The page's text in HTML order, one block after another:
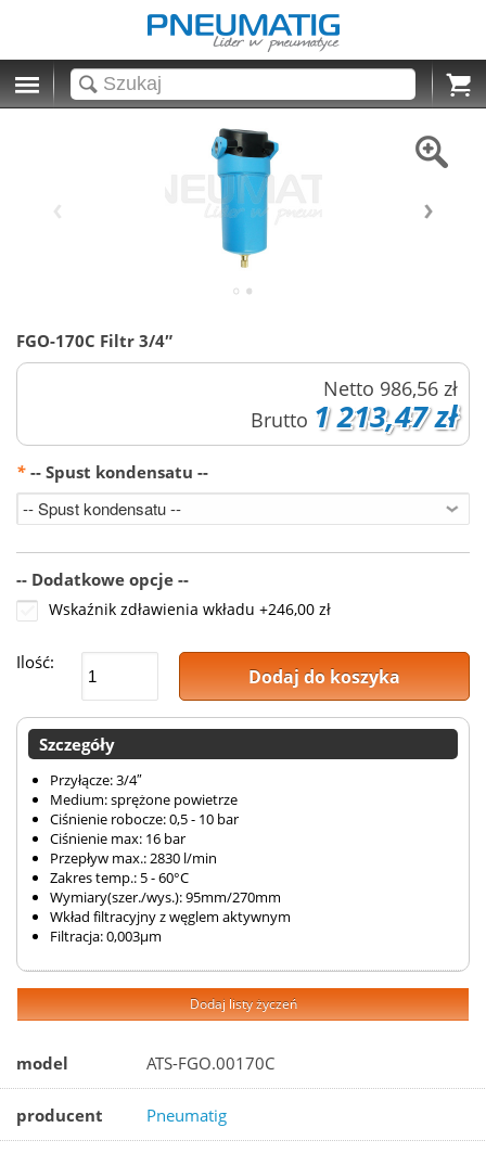
Cart
FGO-170C Filtr 3/4″
Netto 986,56 zł
Brutto 1 213,47 zł
* -- Spust kondensatu --
-- Dodatkowe opcje --
Wskaźnik zdławienia wkładu +246,00 zł
Ilość:
Dodaj do koszyka
Szczegóły
Przyłącze: 3/4″
Medium: sprężone powietrze
Ciśnienie robocze: 0,5 - 10 bar
Ciśnienie max: 16 bar
Przepływ max.: 2830 l/min
Zakres temp.: 5 - 60°C
Wymiary(szer./wys.): 95mm/270mm
Wkład filtracyjny z węglem aktywnym
Filtracja: 0,003µm
Dodaj listy życzeń
model ATS-FGO.00170C
producent Pneumatig